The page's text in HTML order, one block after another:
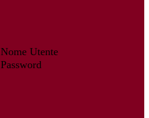
Nome Utente
Password